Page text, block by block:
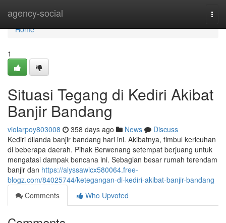
agency-social
Home
Home
1
Situasi Tegang di Kediri Akibat
Banjir Bandang
violarpoy803008 358 days ago News
Discuss
Kediri dilanda banjir bandang hari ini. Akibatnya, timbul kericuhan
di beberapa daerah. Pihak Berwenang setempat berjuang untuk
mengatasi dampak bencana ini. Sebagian besar rumah terendam
banjir dan https://alyssawicx580064.free-
blogz.com/84025744/ketegangan-di-kediri-akibat-banjir-bandang
Comments
Who Upvoted